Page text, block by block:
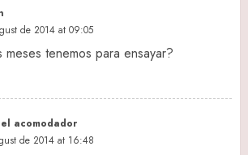
de 2014 at 09:05
meses tenemos para ensayar?
acomodador
de 2014 at 16:48